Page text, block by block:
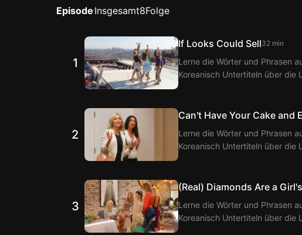
Episode Insgesamt8Folge
1
If Looks Could Sell32 min
Lerne die Wörter und Phrasen
Koreanisch Untertiteln über die
2
Can't Have Your Cake and
Lerne die Wörter und Phrasen
Koreanisch Untertiteln über die
3
(Real) Diamonds Are a
Lerne die Wörter und Phrasen
Koreanisch Untertiteln über die